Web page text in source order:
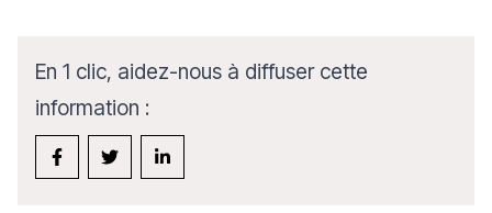
En 1 clic, aidez-nous à diffuser cette
information :